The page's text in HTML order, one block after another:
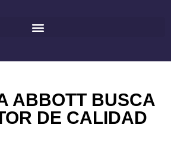
ABBOTT BUSCA
DE CALIDAD